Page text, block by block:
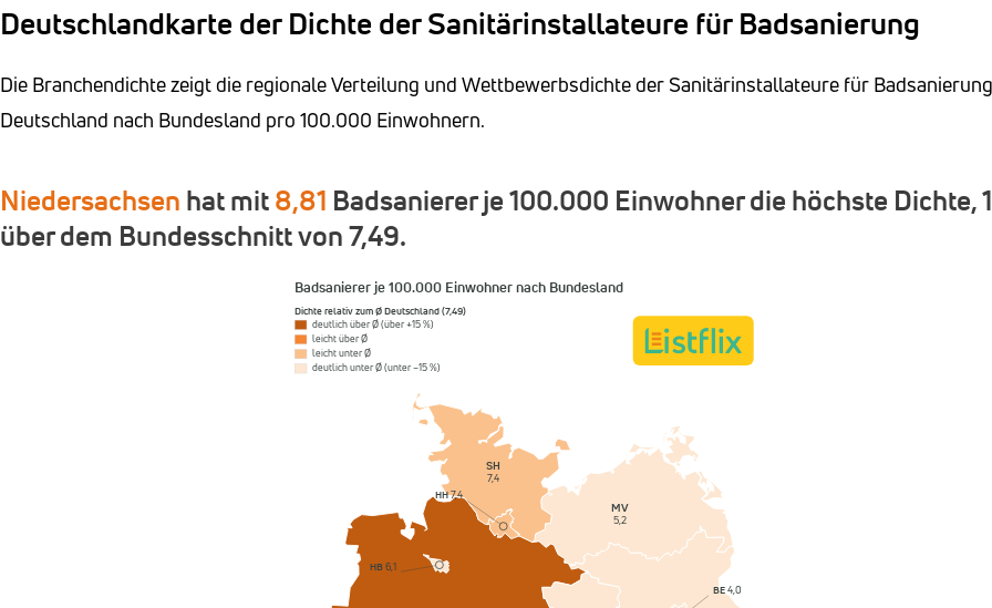
Deutschlandkarte der Dichte der Sanitärinstallateure für Badsanierung
Die Branchendichte zeigt die regionale Verteilung und Wettbewerbsdichte der Sanitärinstallateure für
Deutschland nach Bundesland pro 100.000 Einwohnern.
Niedersachsen hat mit8,81 Badsanierer je 100.000 Einwohner die höchste Dichte,
über dem Bundesschnitt von 7,49.
Badsanierer je 100.000 Einwohner nach Bundesland
Dichte relativ zum Ø Deutschland (7,49)
deutlich über Ø (über +15 %)
leicht über Ø
leicht unter Ø
deutlich unter Ø (unter −15 %)
MV
5,2
SH
7,4
BE4,0
HB6,1
HH7,4